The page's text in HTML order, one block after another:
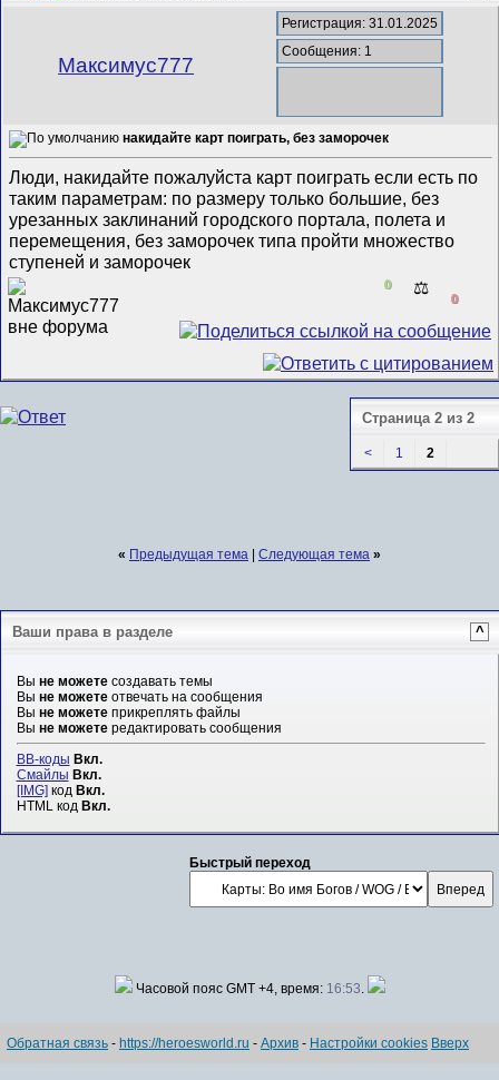
Максимус777
Регистрация: 31.01.2025
Сообщения: 1
накидайте карт поиграть, без заморочек
Люди, накидайте пожалуйста карт поиграть если есть по
таким параметрам: по размеру только большие, без
урезанных заклинаний городского портала, полета и
перемещения, без заморочек типа пройти множество
ступеней и заморочек
0 ⚖️
0
Страница 2 из 2
< 1 2
« Предыдущая тема Следующая тема »
Ваши права в разделе ^
Вы не можетесоздавать темы
Вы не можетеотвечать на сообщения
Вы не можетеприкреплять файлы
Вы не можетередактировать сообщения
BB-коды Вкл.
Смайлы Вкл.
[IMG]код Вкл.
HTML код Вкл.
Быстрый переход
Часовой пояс GMT +4, время: 16:53.
Обратная связь - https://heroesworld.ru - Архив - Настройки cookies Вверх